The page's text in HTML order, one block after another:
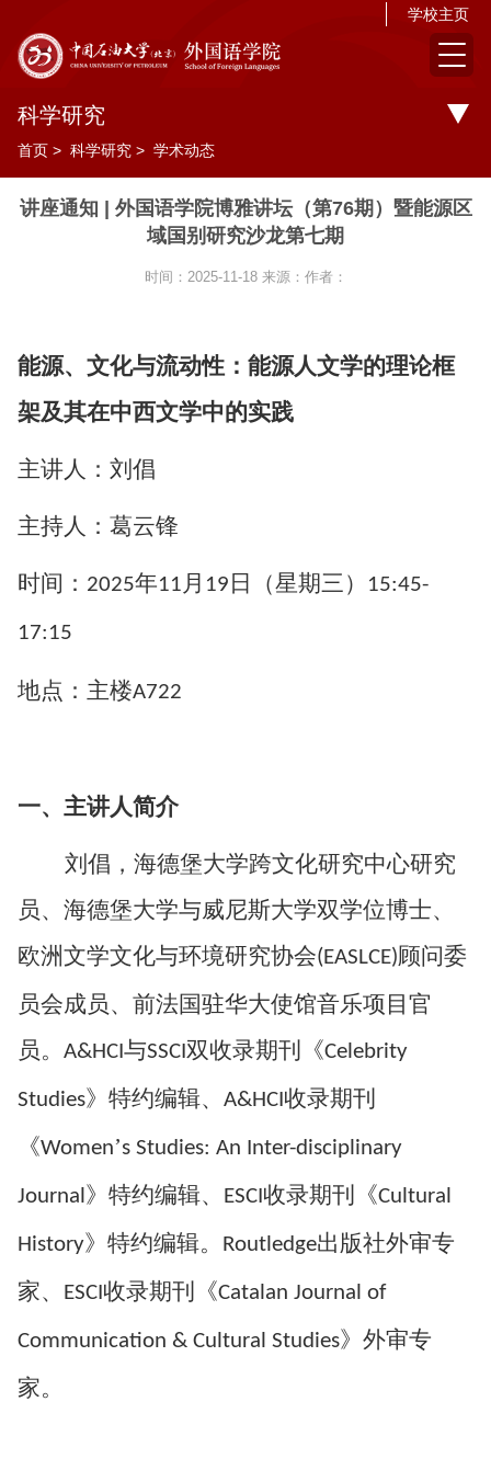
学校主页
科学研究
首页 > 科学研究 > 学术动态
讲座通知 | 外国语学院博雅讲坛（第76期）暨能源区
域国别研究沙龙第七期
时间：2025-11-18 来源： 作者：
能源、文化与流动性：能源人文学的理论框
架及其在中西文学中的实践
主讲人：刘倡
主持人：葛云锋
时间： 2025年11月 19 日（星期三） 15:45-
17:15
地点：主楼A722
一、主讲人简介
刘倡，海德堡大学跨文化研究中心研究
员、海德堡大学与威尼斯大学双学位博士、
欧洲文学文化与环境研究协会(EASLCE)顾问委
员会成员、前法国驻华大使馆音乐项目官
员。 A&HCI 与SSCI 双收录期刊《Celebrity
Studies》特约编辑、 A&HCI 收录期刊
《Women’s Studies: An Inter-disciplinary
Journal 》特约编辑、 ESCI 收录期刊《Cultural
History》特约编辑。 Routledge出版社外审专
家、
ESCI 收录期刊《Catalan Journal of
Communication & Cultural Studies》外审专
家。